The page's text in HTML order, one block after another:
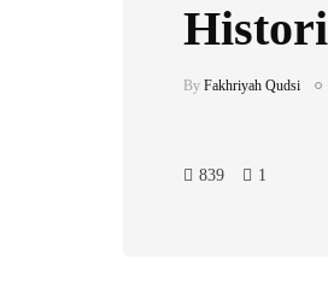
By Fakhriyah Qudsi
839 1